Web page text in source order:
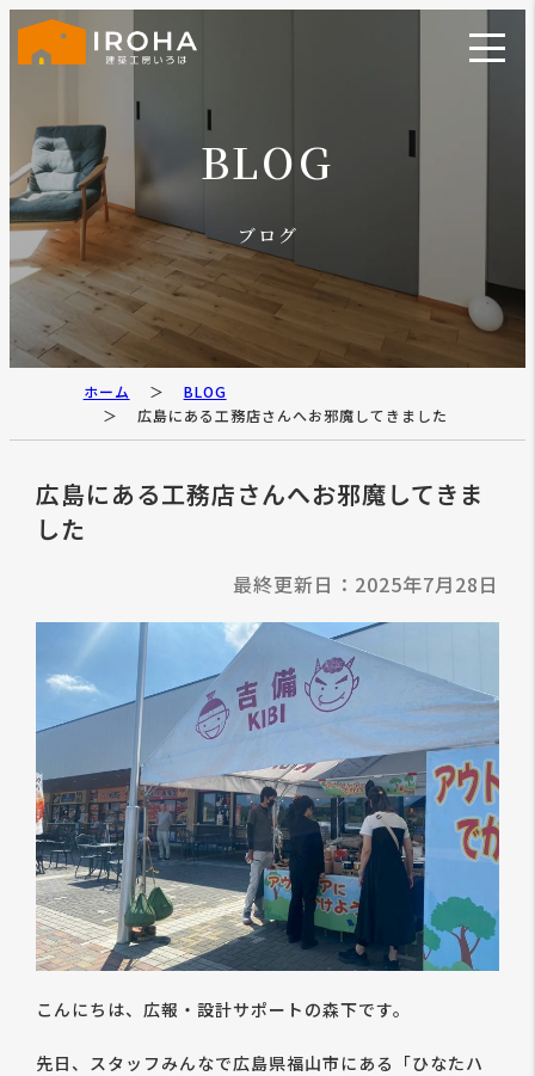
BLOG
ブログ
ホーム
BLOG
広島にある工務店さんへお邪魔してきました
広島にある工務店さんへお邪魔してきま
した
最終更新日：2025年7月28日
こんにちは、広報・設計サポートの森下です。
先日、スタッフみんなで広島県福山市にある「ひなたハ